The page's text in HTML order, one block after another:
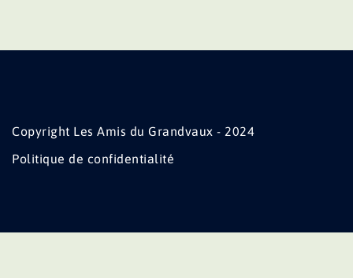
Copyright Les Amis du Grandvaux - 2024
Politique de confidentialité